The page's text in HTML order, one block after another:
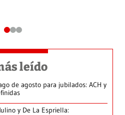
leído
de agosto para jubilados: ACH y
y De La Espriella: